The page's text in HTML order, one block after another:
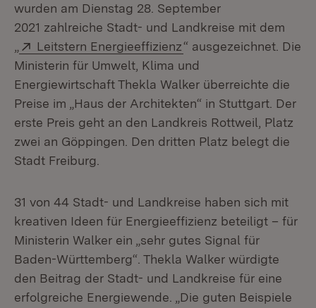
wurden am Dienstag 28. September
2021 zahlreiche Stadt- und Landkreise mit dem
Extern:
Leitstern Energieeffizienz(Öffnet in neuem
“ ausgezeichnet. Die
Ministerin für Umwelt, Klima und
Energiewirtschaft Thekla Walker überreichte die
Preise im „Haus der Architekten“ in Stuttgart. Der
erste Preis geht an den Landkreis Rottweil, Platz
zwei an Göppingen. Den dritten Platz belegt die
Stadt Freiburg.
31 von 44 Stadt- und Landkreise haben sich mit
kreativen Ideen für Energieeffizienz beteiligt – für
Ministerin Walker ein „sehr gutes Signal für
Baden-Württemberg“. Thekla Walker würdigte
den Beitrag der Stadt- und Landkreise für eine
erfolgreiche Energiewende. „Die guten Beispiele